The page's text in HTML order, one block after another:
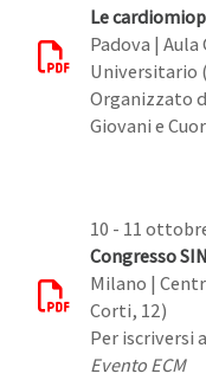
Le
Padova |
Universitario
Organizzato
Giovani e
10 - 11
Congresso
Milano |
Corti, 12)
Per iscriversi
Evento ECM